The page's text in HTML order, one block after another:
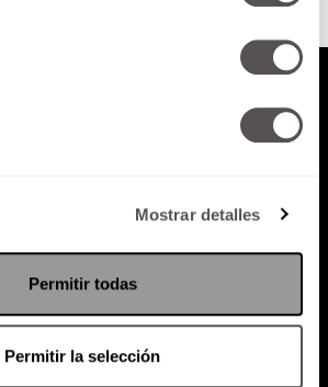
Mostrar detalles
Permitir todas
Permitir la selección
Política de Privacidad
RADIO MARTHA EVENTOS
SACA TU ID